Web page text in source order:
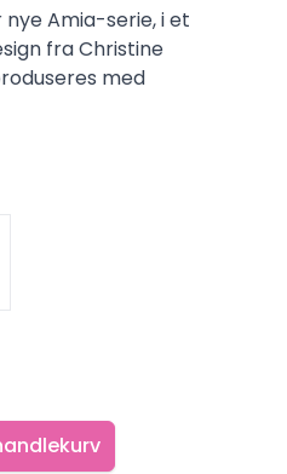
Amia-serie, i et
fra Christine
med